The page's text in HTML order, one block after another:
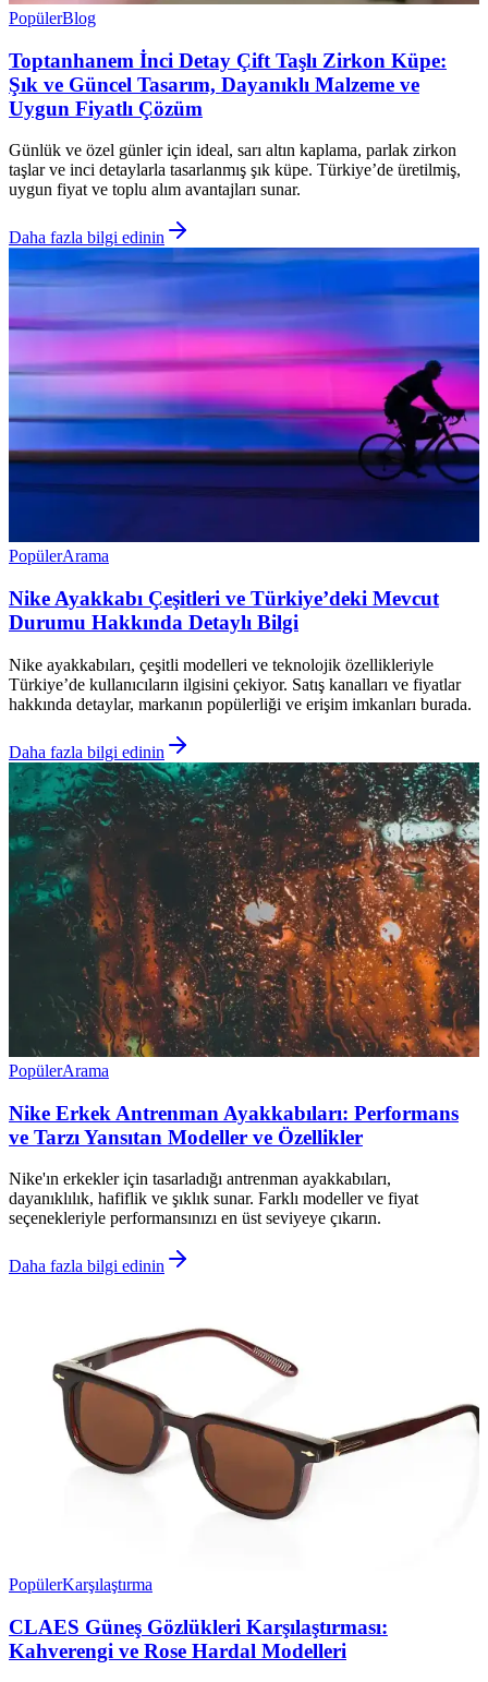
PopülerBlog
Toptanhanem İnci Detay Çift Taşlı Zirkon Küpe:
Şık ve Güncel Tasarım, Dayanıklı Malzeme ve
Uygun Fiyatlı Çözüm
Günlük ve özel günler için ideal, sarı altın kaplama, parlak zirkon
taşlar ve inci detaylarla tasarlanmış şık küpe. Türkiye’de üretilmiş,
uygun fiyat ve toplu alım avantajları sunar.
Daha fazla bilgi edinin
PopülerArama
Nike Ayakkabı Çeşitleri ve Türkiye’deki Mevcut
Durumu Hakkında Detaylı Bilgi
Nike ayakkabıları, çeşitli modelleri ve teknolojik özellikleriyle
Türkiye’de kullanıcıların ilgisini çekiyor. Satış kanalları ve fiyatlar
hakkında detaylar, markanın popülerliği ve erişim imkanları burada.
Daha fazla bilgi edinin
PopülerArama
Nike Erkek Antrenman Ayakkabıları: Performans
ve Tarzı Yansıtan Modeller ve Özellikler
Nike'ın erkekler için tasarladığı antrenman ayakkabıları,
dayanıklılık, hafiflik ve şıklık sunar. Farklı modeller ve fiyat
seçenekleriyle performansınızı en üst seviyeye çıkarın.
Daha fazla bilgi edinin
PopülerKarşılaştırma
CLAES Güneş Gözlükleri Karşılaştırması:
Kahverengi ve Rose Hardal Modelleri